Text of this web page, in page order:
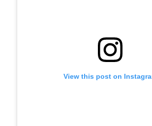
View this post on